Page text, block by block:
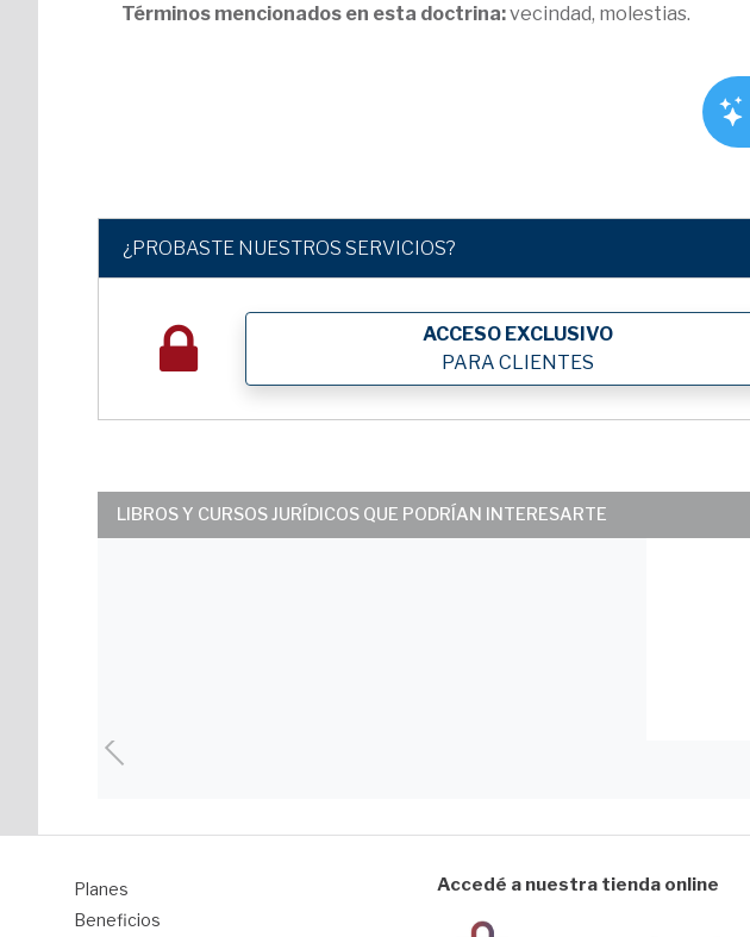
Términos mencionados en esta doctrina:vecindad, molestias.
¿PROBASTE NUESTROS SERVICIOS?
ACCESO EXCLUSIVO
PARA CLIENTES
LIBROS Y CURSOS JURÍDICOS QUE PODRÍAN INTERESARTE
Planes
Beneficios
Accedé a nuestra tienda online